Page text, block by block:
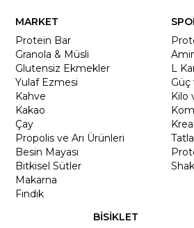
MARKET
Protein Bar
Granola & Müsli
Glutensiz Ekmekler
Yulaf Ezmesi
Kahve
Kakao
Çay
Propolis ve Arı Ürünleri
Besin Mayası
Bitkisel Sütler
Makarna
Fındık
L
Güç
Kilo
BİSİKLET